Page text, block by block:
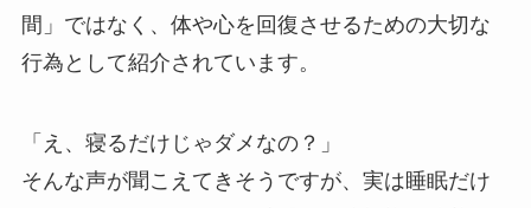
間」ではなく、体や心を回復させるための大切な
行為として紹介されています。
「え、寝るだけじゃダメなの？」
そんな声が聞こえてきそうですが、実は睡眠だけ